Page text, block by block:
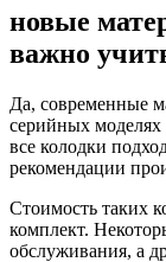
новые
важно
Да, современные
серийных
все колодки
рекомендации
Стоимость таких
комплект.
обслуживания, а